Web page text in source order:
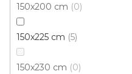
150x200 cm 0
150x225 cm 5
150x230 cm 0